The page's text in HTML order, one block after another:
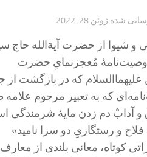
شده ژوئن 28, 2022
شیوا از حضرت آیة‌الله حاج
مُعجز‌نمایِ حضرت
که در بازگشت از
که به تعبیر مرحوم علامه
و آدابْ دم زدن مایۀ شرمندگی
و رستگاریِ دو سرا نامید»
کوتاه، معانی بلندی از